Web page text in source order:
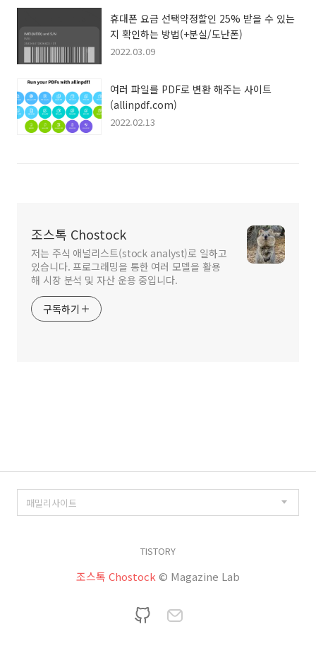
휴대폰 요금 선택약정할인 25% 받을 수 있는
지 확인하는 방법(+분실/도난폰)
2022.03.09
여러 파일를 PDF로 변환 해주는 사이트
(allinpdf.com)
2022.02.13
조스톡 Chostock
저는 주식 애널리스트(stock analyst)로 일하고
있습니다. 프로그래밍을 통한 여러 모델을 활용
해 시장 분석 및 자산 운용 중입니다.
구독하기
TISTORY
조스톡 Chostock © Magazine Lab